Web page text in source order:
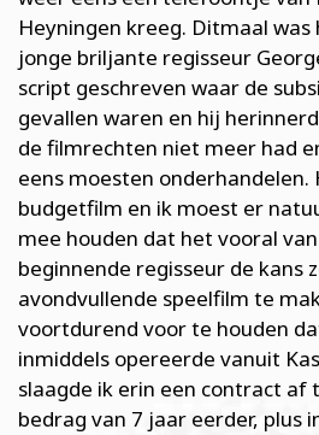
Heyningen kreeg. Ditmaal was
jonge briljante regisseur
script geschreven waar de
gevallen waren en hij
de filmrechten niet meer had
eens moesten onderhandelen.
budgetfilm en ik moest er
mee houden dat het vooral
beginnende regisseur de kans
avondvullende speelfilm te
voortdurend voor te houden
inmiddels opereerde vanuit
slaagde ik erin een contract af
bedrag van 7 jaar eerder, plus